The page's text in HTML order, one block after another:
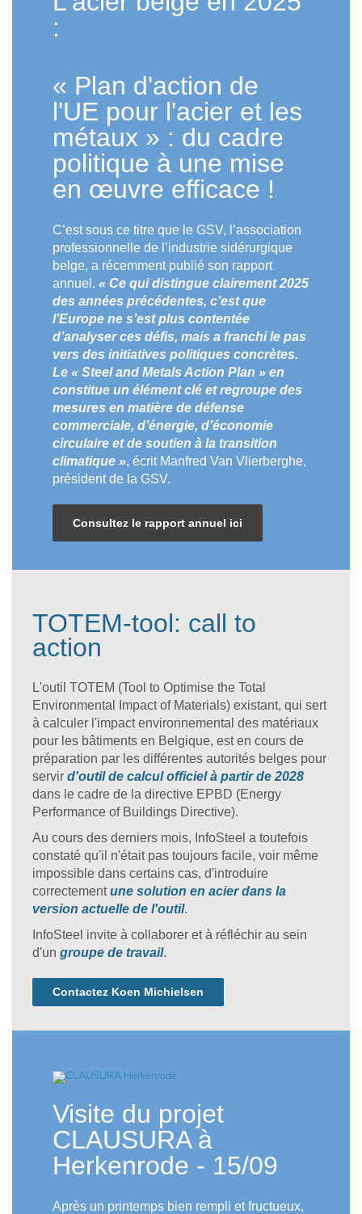
:
« Plan d'action de
l'UE pour l'acier et les
métaux » : du cadre
politique à une mise
en œuvre efficace !
C’est sous ce titre que le GSV, l’association
professionnelle de l’industrie sidérurgique
belge, a récemment publié son rapport
annuel. « Ce qui distingue clairement 2025
des années précédentes, c’est que
l’Europe ne s’est plus contentée
d’analyser ces défis, mais a franchi le pas
vers des initiatives politiques concrètes.
Le « Steel and Metals Action Plan » en
constitue un élément clé et regroupe des
mesures en matière de défense
commerciale, d’énergie, d’économie
circulaire et de soutien à la transition
climatique », écrit Manfred Van Vlierberghe,
président de la GSV.
Consultez le rapport annuel ici
TOTEM-tool: call to
action
L'outil TOTEM (Tool to Optimise the Total
Environmental Impact of Materials) existant, qui sert
à calculer l'impact environnemental des matériaux
pour les bâtiments en Belgique, est en cours de
préparation par les différentes autorités belges pour
servir d'outil de calcul officiel à partir de 2028
dans le cadre de la directive EPBD (Energy
Performance of Buildings Directive).
Au cours des derniers mois, InfoSteel a toutefois
constaté qu'il n'était pas toujours facile, voir même
impossible dans certains cas, d'introduire
correctementune solution en acier dans la
version actuelle de l'outil.
InfoSteel invite à collaborer et à réfléchir au sein
d'un groupe de travail.
Contactez Koen Michielsen
Visite du projet
CLAUSURA à
Herkenrode - 15/09
Après un printemps bien rempli et fructueux,